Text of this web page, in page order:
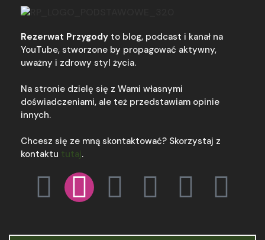
Rezerwat Przygody to blog, podcast i kanał na
YouTube, stworzone by propagować aktywny,
uważny i zdrowy styl życia.
Na stronie dzielę się z Wami własnymi
doświadczeniami, ale też przedstawiam opinie
innych.
Chcesz się ze mną skontaktować? Skorzystaj z
kontaktu tutaj.